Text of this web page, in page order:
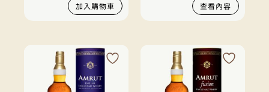
加入購物車 查看內容